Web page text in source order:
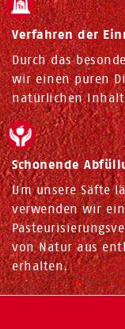
Verfahren der
Durch das
wir einen puren
natürlichen
Schonende
Um unsere Säfte
verwenden wir
von Natur aus
erhalten.